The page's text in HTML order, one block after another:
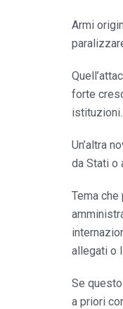
Armi
forte
Un’altra
da Stati o
Tema
allegati o
Se
a priori